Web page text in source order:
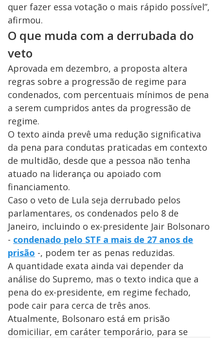
quer fazer essa votação o mais rápido possível”,
afirmou.
O que muda com a derrubada do
veto
Aprovada em dezembro, a proposta altera
regras sobre a progressão de regime para
condenados, com percentuais mínimos de pena
a serem cumpridos antes da progressão de
regime.
O texto ainda prevê uma redução significativa
da pena para condutas praticadas em contexto
de multidão, desde que a pessoa não tenha
atuado na liderança ou apoiado com
financiamento.
Caso o veto de Lula seja derrubado pelos
parlamentares, os condenados pelo 8 de
Janeiro, incluindo o ex-presidente Jair Bolsonaro
- condenado pelo STF a mais de 27 anos de
prisão -, podem ter as penas reduzidas.
A quantidade exata ainda vai depender da
análise do Supremo, mas o texto indica que a
pena do ex-presidente, em regime fechado,
pode cair para cerca de três anos.
Atualmente, Bolsonaro está em prisão
domiciliar, em caráter temporário, para se